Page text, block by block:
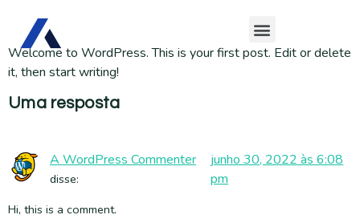
Hello world!
Welcome to WordPress. This is your first post. Edit or delete
it, then start writing!
Uma resposta
A WordPress Commenter
disse:
junho 30, 2022 às 6:08
pm
Hi, this is a comment.